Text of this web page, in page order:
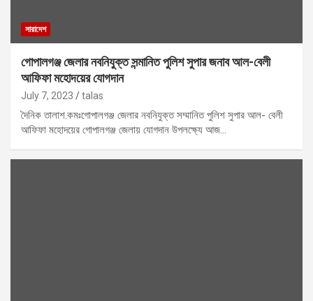
সারাদেশ
গোপালগঞ্জ জেলার নবনিযুক্ত সন্মানিত পুলিশ সুপার জনাব আল-বেলী
আফিফা মহোদয়ের যোগদান
July 7, 2023 talas
দৈনিক তালাশ.কমঃগোপালগঞ্জ জেলার নবনিযুক্ত সম্মানিত পুলিশ সুপার আল- বেলী
আফিফা মহোদয়ের গোপালগঞ্জ জেলায় যোগদান উপলক্ষ্যে আজ…